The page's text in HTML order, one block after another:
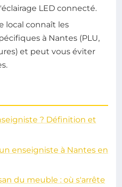
LED connecté.
local connaît les
à Nantes (PLU,
et peut vous éviter
? Définition et
enseigniste à Nantes en
du meuble : où s'arrête